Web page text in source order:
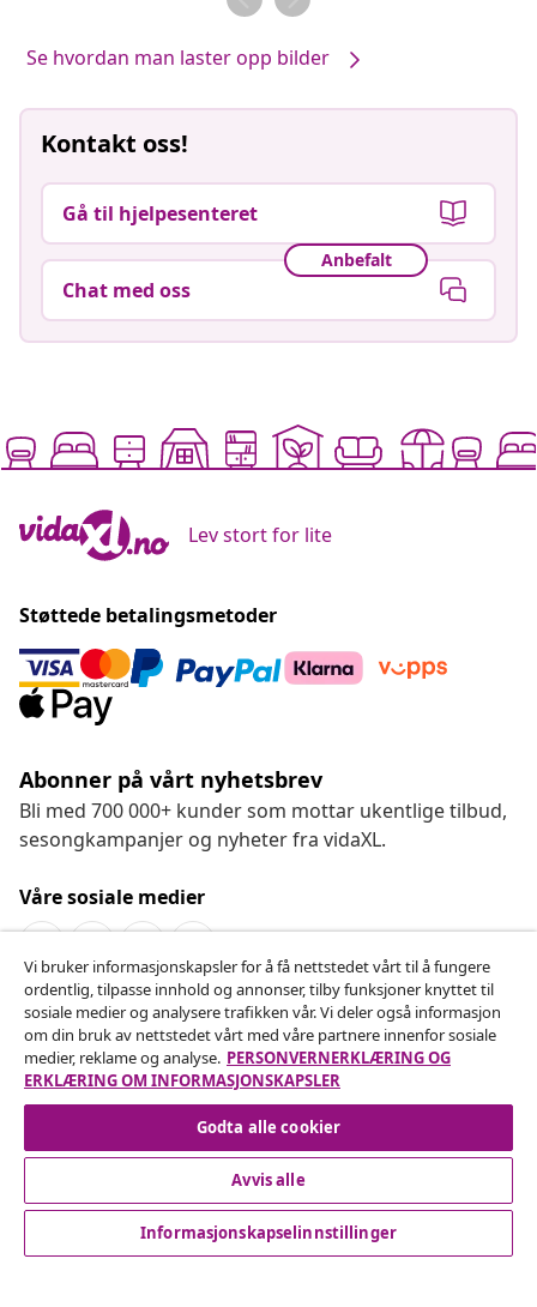
Se hvordan man laster opp bilder
Kontakt oss!
Gå til hjelpesenteret
Anbefalt
Chat med oss
Lev stort for lite
Støttede betalingsmetoder
Abonner på vårt nyhetsbrev
Bli med 700 000+ kunder som mottar ukentlige tilbud,
sesongkampanjer og nyheter fra vidaXL.
Våre sosiale medier
Angre på kontrakten
Send inn en angrerett for bestillingen din.
Angre på kontrakten
Kundeservice
Vi bruker informasjonskapsler for å få nettstedet vårt til å fungere
ordentlig, tilpasse innhold og annonser, tilby funksjoner knyttet til
sosiale medier og analysere trafikken vår. Vi deler også informasjon
om din bruk av nettstedet vårt med våre partnere innenfor sosiale
medier, reklame og analyse. PERSONVERNERKLÆRING OG
ERKLÆRING OM INFORMASJONSKAPSLER
Godta alle cookier
Avvis alle
Informasjonskapselinnstillinger